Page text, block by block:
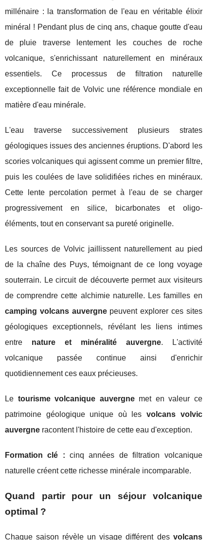
millénaire : la transformation de l'eau en véritable élixir
minéral ! Pendant plus de cinq ans, chaque goutte d'eau
de pluie traverse lentement les couches de roche
volcanique, s'enrichissant naturellement en minéraux
essentiels. Ce processus de filtration naturelle
exceptionnelle fait de Volvic une référence mondiale en
matière d'eau minérale.
L'eau traverse successivement plusieurs strates
géologiques issues des anciennes éruptions. D'abord les
scories volcaniques qui agissent comme un premier filtre,
puis les coulées de lave solidifiées riches en minéraux.
Cette lente percolation permet à l'eau de se charger
progressivement en silice, bicarbonates et oligo-
éléments, tout en conservant sa pureté originelle.
Les sources de Volvic jaillissent naturellement au pied
de la chaîne des Puys, témoignant de ce long voyage
souterrain. Le circuit de découverte permet aux visiteurs
de comprendre cette alchimie naturelle. Les familles en
camping volcans auvergnepeuvent explorer ces sites
géologiques exceptionnels, révélant les liens intimes
entre nature et minéralité auvergne. L'activité
volcanique passée continue ainsi d'enrichir
quotidiennement ces eaux précieuses.
Le tourisme volcanique auvergnemet en valeur ce
patrimoine géologique unique où les volcans volvic
auvergne racontent l'histoire de cette eau d'exception.
Formation clé : cinq années de filtration volcanique
naturelle créent cette richesse minérale incomparable.
Quand partir pour un séjour volcanique
optimal ?
Chaque saison révèle un visage différent des volcans